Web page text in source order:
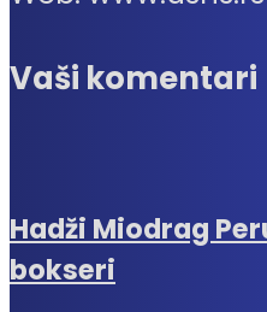
Vaši komentari
Hadži Miodrag
bokseri